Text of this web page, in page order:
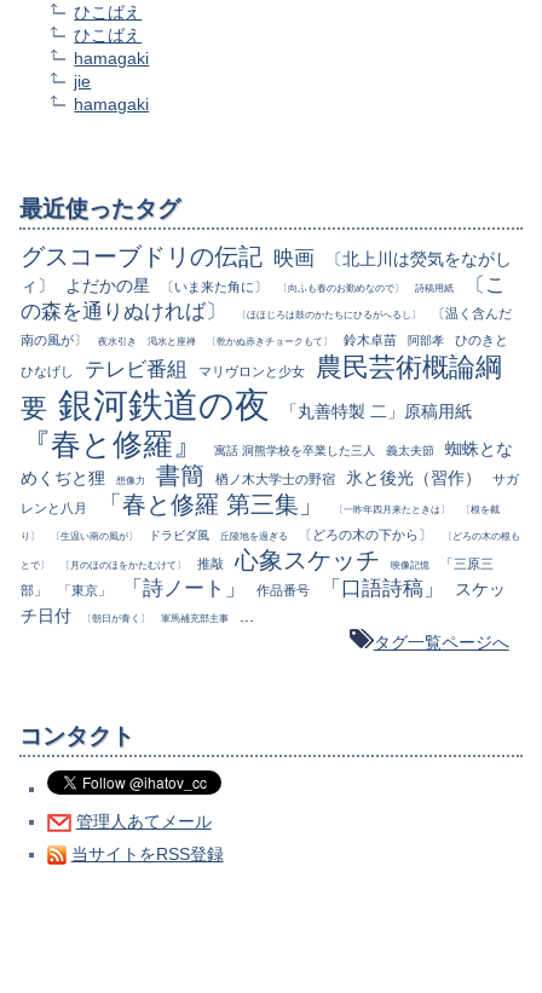
ひこばえ
ひこばえ
hamagaki
jie
hamagaki
最近使ったタグ
グスコーブドリの伝記 映画
〔北上川は熒気をながし
ィ〕
よだかの星 〔いま来た角に〕 〔向ふも春のお勤めなので〕 詩稿用紙
〔こ
の森を通りぬければ〕
〔ほほじろは鼓のかたちにひるがへるし〕
〔温く含んだ
南の風が〕
夜水引き 渇水と座禅 〔乾かぬ赤きチョークもて〕 鈴木卓苗 阿部孝 ひのきと
ひなげし テレビ番組 マリヴロンと少女
農民芸術概論綱
要 銀河鉄道の夜 「丸善特製 二」原稿用紙
『春と修羅』 寓話 洞熊学校を卒業した三人 義太夫節
蜘蛛とな
めくぢと狸
想像力 書簡 楢ノ木大学士の野宿 氷と後光（習作）
サガ
レンと八月
「春と修羅 第三集」 〔一昨年四月来たときは〕 〔根を截
り〕 〔生温い南の風が〕 ドラビダ風 丘陵地を過ぎる 〔どろの木の下から〕 〔どろの木の根も
とで〕 〔月のほのほをかたむけて〕 推敲 心象スケッチ 映像記憶
「三原三
部」
「東京」 「詩ノート」 作品番号 「口語詩稿」
スケッ
チ日付
〔朝日が青く〕 軍馬補充部主事
タグ一覧ページへ
コンタクト
管理人あてメール
当サイトをRSS登録